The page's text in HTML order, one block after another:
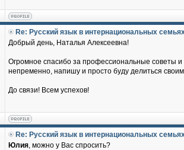
Re: Русский язык в интернациональных
Добрый день, Наталья Алексеевна!
Огромное спасибо за профессиональные советы
непременно, напишу и просто буду делиться
До связи! Всем успехов!
Re: Русский язык в интернациональных
Юлия, можно у Вас спросить?